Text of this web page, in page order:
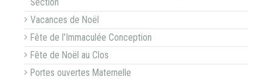
Section
Vacances de Noël
Fête de l'Immaculée Conception
Fête de Noël au Clos
Portes ouvertes Maternelle